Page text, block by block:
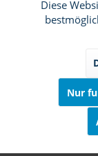
Funktionale
Tracking
Diese
Nur